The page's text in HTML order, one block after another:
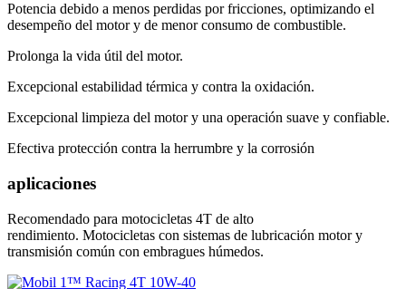
Potencia debido a menos perdidas por fricciones, optimizando el
desempeño del motor y de menor consumo de combustible.
Prolonga la vida útil del motor.
Excepcional estabilidad térmica y contra la oxidación.
Excepcional limpieza del motor y una operación suave y confiable.
Efectiva protección contra la herrumbre y la corrosión
aplicaciones
Recomendado para motocicletas 4T de alto
rendimiento. Motocicletas con sistemas de lubricación motor y
transmisión común con embragues húmedos.